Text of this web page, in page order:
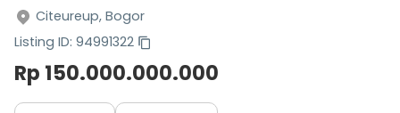
Citeureup, Bogor
Listing ID: 94991322
Rp 150.000.000.000